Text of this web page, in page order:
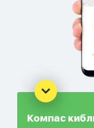
Компас